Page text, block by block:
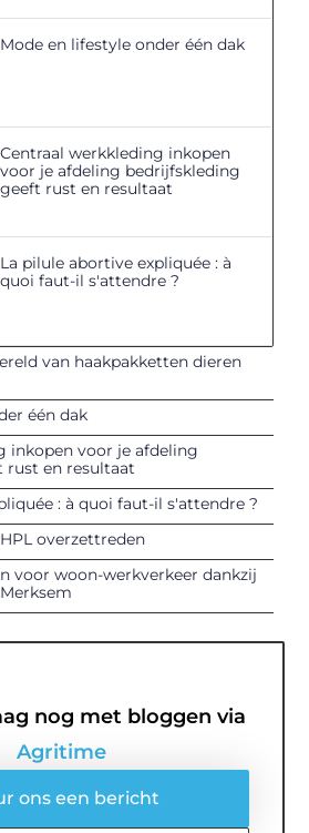
Mode en lifestyle onder één dak
Centraal werkkleding inkopen
voor je afdeling bedrijfskleding
geeft rust en resultaat
La pilule abortive expliquée : à
quoi faut-il s'attendre ?
van haakpakketten dieren
één dak
inkopen voor je afdeling
rust en resultaat
: à quoi faut-il s'attendre ?
overzettreden
voor woon-werkverkeer dankzij
nog met bloggen via
Agritime
ons een bericht